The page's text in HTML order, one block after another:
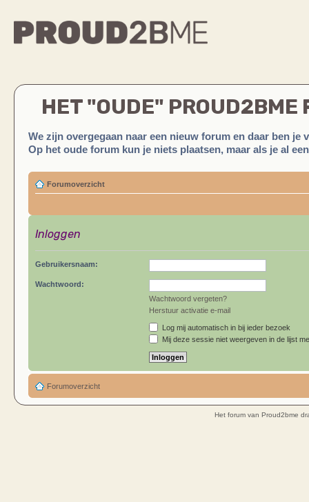
HET "OUDE" PROUD2BME
We zijn overgegaan naar een nieuw forum en daar ben je
Op het oude forum kun je niets plaatsen, maar als je al
Forumoverzicht
Inloggen
Gebruikersnaam:
Wachtwoord:
Wachtwoord vergeten?
Herstuur activatie e-mail
Log mij automatisch in bij ieder bezoek
Mij deze sessie niet weergeven in de lijst
Forumoverzicht
Het forum van Proud2bme